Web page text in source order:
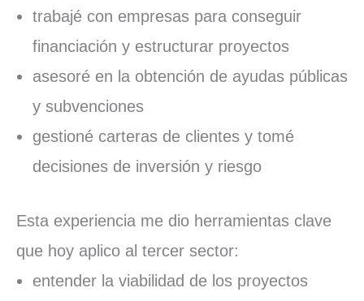
trabajé con empresas para conseguir
financiación y estructurar proyectos
asesoré en la obtención de ayudas públicas
y subvenciones
gestioné carteras de clientes y tomé
decisiones de inversión y riesgo
Esta experiencia me dio herramientas clave
que hoy aplico al tercer sector:
entender la viabilidad de los proyectos